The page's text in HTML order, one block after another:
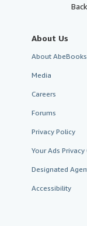
About Us
About AbeBooks
Media
Careers
Forums
Privacy Policy
Your Ads Privacy
Designated
Accessibility